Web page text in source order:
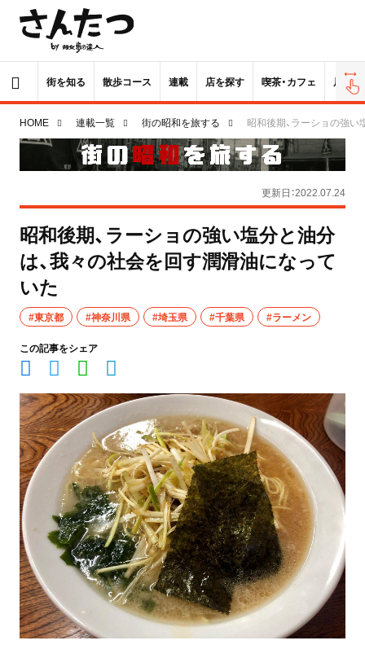
街を知る 散歩コース 連載 店を探す 喫茶・カフェ 居酒屋
HOME 連載一覧 街の昭和を旅する 昭和後期、ラーショの強
更新日：2022.07.24
昭和後期、ラーショの強い塩分と油分
は、我々の社会を回す潤滑油になって
いた
#東京都 #神奈川県 #埼玉県 #千葉県 #ラーメン
この記事をシェア